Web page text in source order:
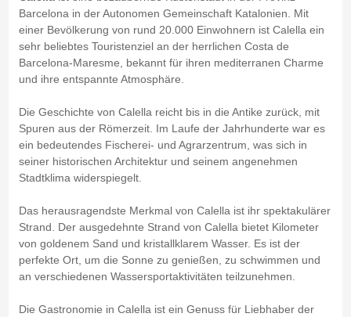
Barcelona in der Autonomen Gemeinschaft Katalonien. Mit
einer Bevölkerung von rund 20.000 Einwohnern ist Calella ein
sehr beliebtes Touristenziel an der herrlichen Costa de
Barcelona-Maresme, bekannt für ihren mediterranen Charme
und ihre entspannte Atmosphäre.
Die Geschichte von Calella reicht bis in die Antike zurück, mit
Spuren aus der Römerzeit. Im Laufe der Jahrhunderte war es
ein bedeutendes Fischerei- und Agrarzentrum, was sich in
seiner historischen Architektur und seinem angenehmen
Stadtklima widerspiegelt.
Das herausragendste Merkmal von Calella ist ihr spektakulärer
Strand. Der ausgedehnte Strand von Calella bietet Kilometer
von goldenem Sand und kristallklarem Wasser. Es ist der
perfekte Ort, um die Sonne zu genießen, zu schwimmen und
an verschiedenen Wassersportaktivitäten teilzunehmen.
Die Gastronomie in Calella ist ein Genuss für Liebhaber der